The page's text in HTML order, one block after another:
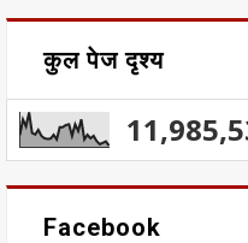
कुल पेज दृश्य
Facebook